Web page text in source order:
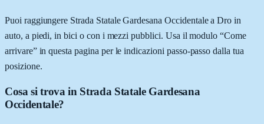
Puoi raggiungere Strada Statale Gardesana Occidentale a Dro in
auto, a piedi, in bici o con i mezzi pubblici. Usa il modulo “Come
arrivare” in questa pagina per le indicazioni passo-passo dalla tua
posizione.
Cosa si trova in Strada Statale Gardesana
Occidentale?